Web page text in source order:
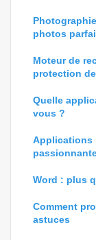
photos
Moteur de
protection
Quelle
vous ?
Applications
Word : plus
Comment
astuces